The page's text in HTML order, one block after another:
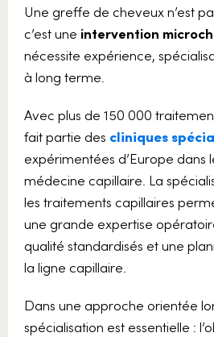
Une greffe de cheveux n’est
c’est une intervention
nécessite expérience,
à long terme.
Avec plus de 150 000
fait partie des cliniques
expérimentées d’Europe dans
médecine capillaire. La
les traitements capillaires
une grande expertise
qualité standardisés et une
la ligne capillaire.
Dans une approche orientée
spécialisation est essentielle :